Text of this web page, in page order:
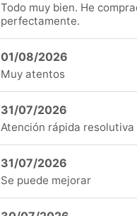
Todo muy bien. He
perfectamente.
01/08/2026
Muy atentos
31/07/2026
Atención rápida
31/07/2026
Se puede mejorar